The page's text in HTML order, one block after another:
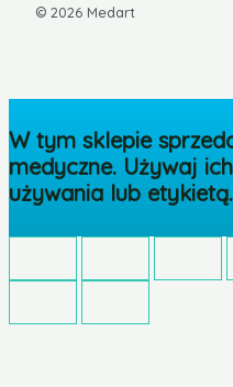
© 2026 Medart
W tym sklepie
medyczne. Używaj
używania lub etykietą.